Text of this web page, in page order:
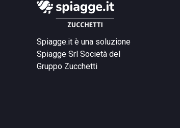
Spiagge.it è una soluzione
Spiagge Srl Società del
Gruppo Zucchetti